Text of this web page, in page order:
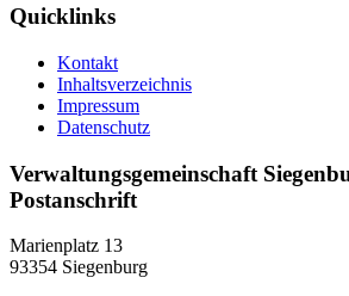
Quicklinks
Kontakt
Inhaltsverzeichnis
Impressum
Datenschutz
Verwaltungsgemeinschaft
Postanschrift
Marienplatz 13
93354 Siegenburg